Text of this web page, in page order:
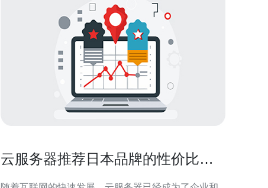
云服务器推荐日本品牌的性价比分